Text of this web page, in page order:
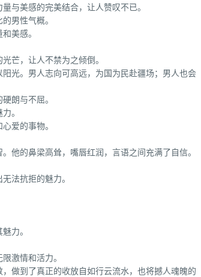
与美感的完美结合，让人赞叹不已。
男性气概。
美感。
芒，让人不禁为之倾倒。
光。男人志向可高远，为国为民赴疆场；男人也会
朗与不屈。
。
爱的事物。
他的鼻梁高耸，嘴唇红润，言语之间充满了自信。
法抗拒的魅力。
力。
激情和活力。
做到了真正的收放自如行云流水，也将撼人魂魄的